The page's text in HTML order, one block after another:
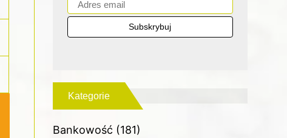
Kategorie
Bankowość (181)